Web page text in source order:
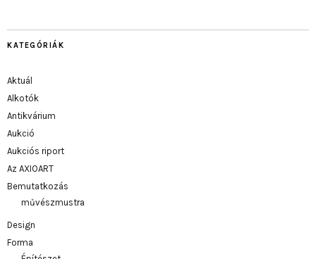
KATEGÓRIÁK
Aktuál
Alkotók
Antikvárium
Aukció
Aukciós riport
Az AXIOART
Bemutatkozás
művészmustra
Design
Forma